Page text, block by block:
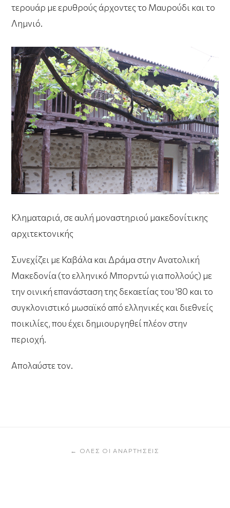
τερουάρ με ερυθρούς άρχοντες το Μαυρούδι και το
Λημνιό.
Κληματαριά, σε αυλή μοναστηριού μακεδονίτικης
αρχιτεκτονικής
Συνεχίζει με Καβάλα και Δράμα στην Ανατολική
Μακεδονία (το ελληνικό Μπορντώ για πολλούς) με
την οινική επανάσταση της δεκαετίας του '80 και το
συγκλονιστικό μωσαϊκό από ελληνικές και διεθνείς
ποικιλίες, που έχει δημιουργηθεί πλέον στην
περιοχή.
Απολαύστε τον.
← ΌΛΕΣ ΟΙ ΑΝΑΡΤΉΣΕΙΣ